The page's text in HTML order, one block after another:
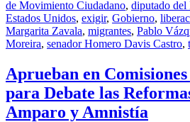
de Movimiento Ciudadano, diputado del
Estados Unidos, exigir, Gobierno,
Margarita Zavala, migrantes, Pablo
Moreira, senador Homero Davis Castro,
Aprueban en
para Debate las
Amparo y Amnistía